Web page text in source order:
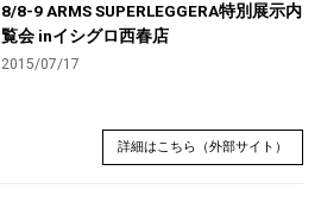
8/8-9 ARMS SUPERLEGGERA特別展示内
覧会 inイシグロ西春店
2015/07/17
詳細はこちら（外部サイト）